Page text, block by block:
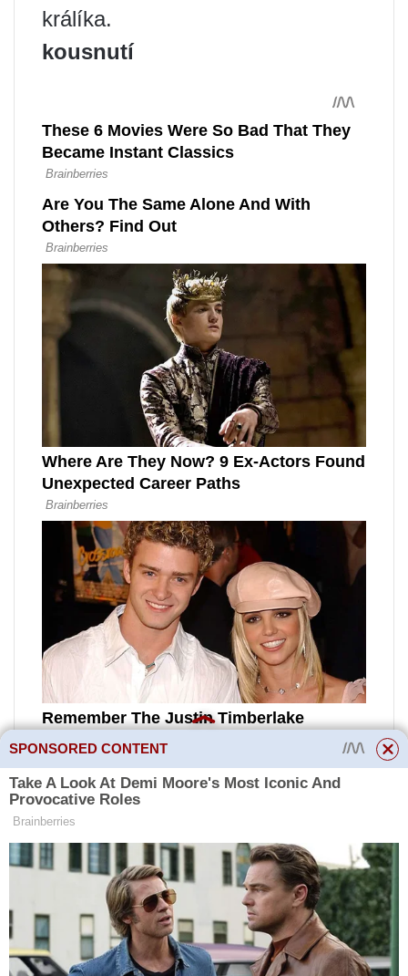
králíka.
kousnutí
Agrese směřující k příbuzným
jsou naprosto normální, pokud
nepřekračují (králíci se neustále
navzájem zraňují). Neškodným
kousnutím může králík ukázat,
kdo má v rodině na starosti.
SPONSORED CONTENT